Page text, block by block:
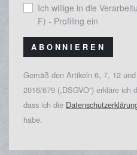
Ich willige in die
F) - Profiling ein
ABONNIEREN
Gemäß den Artikeln 6, 7, 12
2016/679 („DSGVO“) erkläre ich
dass ich die
habe.